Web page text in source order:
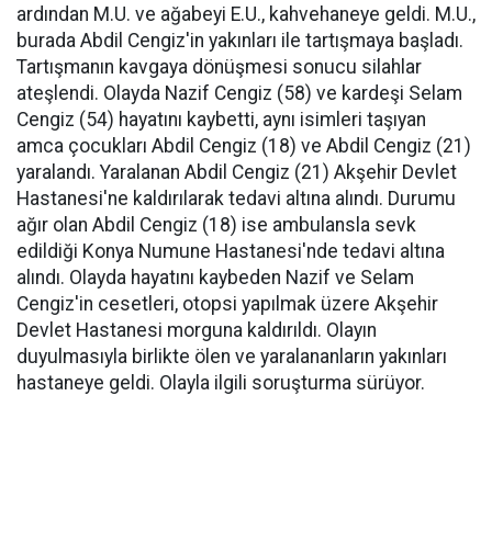
ardından M.U. ve ağabeyi E.U., kahvehaneye geldi. M.U.,
burada Abdil Cengiz'in yakınları ile tartışmaya başladı.
Tartışmanın kavgaya dönüşmesi sonucu silahlar
ateşlendi. Olayda Nazif Cengiz (58) ve kardeşi Selam
Cengiz (54) hayatını kaybetti, aynı isimleri taşıyan
amca çocukları Abdil Cengiz (18) ve Abdil Cengiz (21)
yaralandı. Yaralanan Abdil Cengiz (21) Akşehir Devlet
Hastanesi'ne kaldırılarak tedavi altına alındı. Durumu
ağır olan Abdil Cengiz (18) ise ambulansla sevk
edildiği Konya Numune Hastanesi'nde tedavi altına
alındı. Olayda hayatını kaybeden Nazif ve Selam
Cengiz'in cesetleri, otopsi yapılmak üzere Akşehir
Devlet Hastanesi morguna kaldırıldı. Olayın
duyulmasıyla birlikte ölen ve yaralananların yakınları
hastaneye geldi. Olayla ilgili soruşturma sürüyor.